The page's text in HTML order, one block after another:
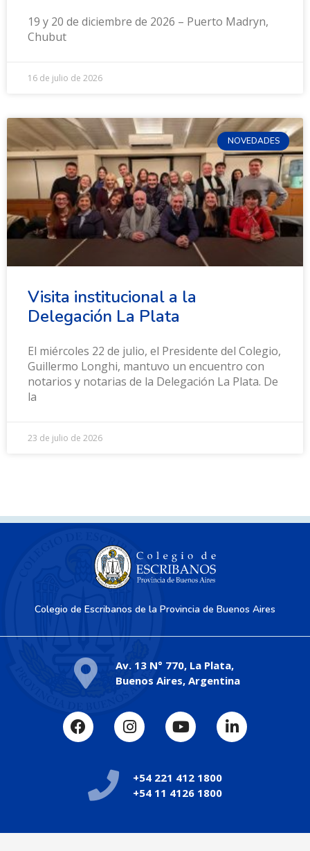
19 y 20 de diciembre de 2026 – Puerto Madryn,
Chubut
16 de julio de 2026
NOVEDADES
Visita institucional a la
Delegación La Plata
El miércoles 22 de julio, el Presidente del Colegio,
Guillermo Longhi, mantuvo un encuentro con
notarios y notarias de la Delegación La Plata. De
la
23 de julio de 2026
Colegio de Escribanos de la Provincia de Buenos Aires
Av. 13 N° 770, La Plata,
Buenos Aires, Argentina
+54 221 412 1800
+54 11 4126 1800